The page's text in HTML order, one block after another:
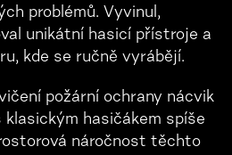
problémů. Vyvinul,
unikátní hasicí přístroje a
kde se ručně vyrábějí.
požární ochrany nácvik
klasickým hasičákem spíše
náročnost těchto